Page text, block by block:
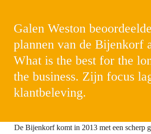
Galen Weston
plannen van de Bijenkorf
What is the best for the
the business. Zijn focus
klantbeleving.
De Bijenkorf komt in 2013 met een scherp